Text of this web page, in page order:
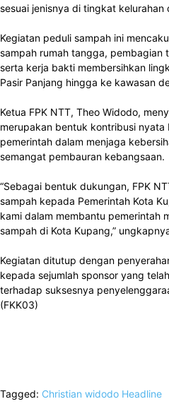
sesuai jenisnya di tingkat kelurahan
Kegiatan peduli sampah ini
sampah rumah tangga, pembagian
serta kerja bakti membersihkan
Pasir Panjang hingga ke kawasan
Ketua FPK NTT, Theo Widodo,
merupakan bentuk kontribusi nyata
pemerintah dalam menjaga
semangat pembauran kebangsaan.
“Sebagai bentuk dukungan, FPK
sampah kepada Pemerintah Kota
kami dalam membantu pemerintah
sampah di Kota Kupang,”
Kegiatan ditutup dengan
kepada sejumlah sponsor yang
terhadap suksesnya
(FKK03)
Tagged: Christian widodo Headline